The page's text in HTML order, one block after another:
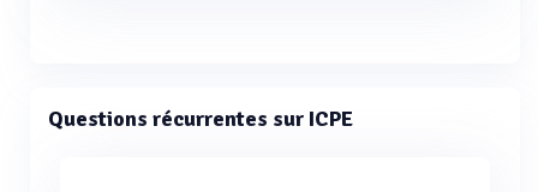
Questions récurrentes sur ICPE